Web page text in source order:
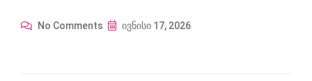
No Comments ივნისი 17, 2026